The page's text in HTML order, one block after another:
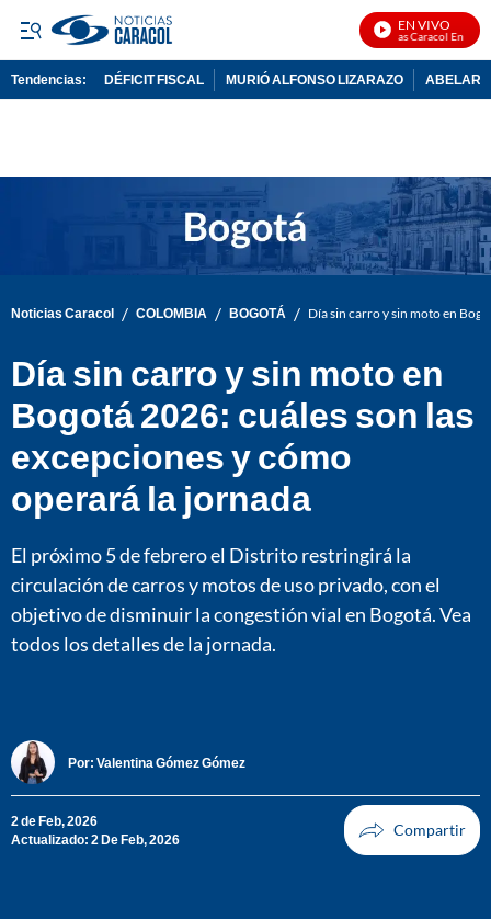
EN VIVO
Noticias Caracol En Vivo
Tendencias: DÉFICIT FISCAL MURIÓ ALFONSO LIZARAZO
Noticias Caracol / COLOMBIA / BOGOTÁ / Día sin carro y sin moto en
Día sin carro y sin moto en
Bogotá 2026: cuáles son las
excepciones y cómo
operará la jornada
El próximo 5 de febrero el Distrito restringirá la
circulación de carros y motos de uso privado, con el
objetivo de disminuir la congestión vial en Bogotá. Vea
todos los detalles de la jornada.
Por: Valentina Gómez Gómez
2 de Feb, 2026
Actualizado: 2 De Feb, 2026